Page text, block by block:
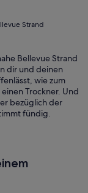
Strand
Bellevue Strand
dir und deinen
wie zum
Trockner. Und
bezüglich der
fündig.